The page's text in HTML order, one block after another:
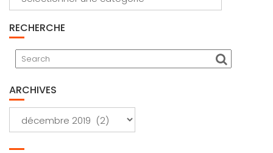
RECHERCHE
ARCHIVES